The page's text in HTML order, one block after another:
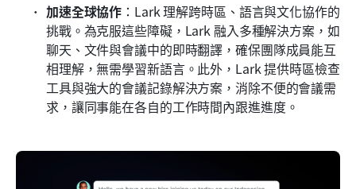
加速全球協作 ：Lark 理解跨時區、語言與文化協作的
挑戰。為克服這些障礙，Lark 融入多種解決方案，如
聊天、文件與會議中的即時翻譯，確保團隊成員能互
相理解，無需學習新語言。此外，Lark 提供時區檢查
工具與強大的會議記錄解決方案，消除不便的會議需
求，讓同事能在各自的工作時間內跟進進度。